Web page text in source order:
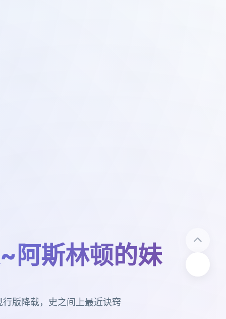
阿斯林顿的妹
版降载，史之间上最近诀窍